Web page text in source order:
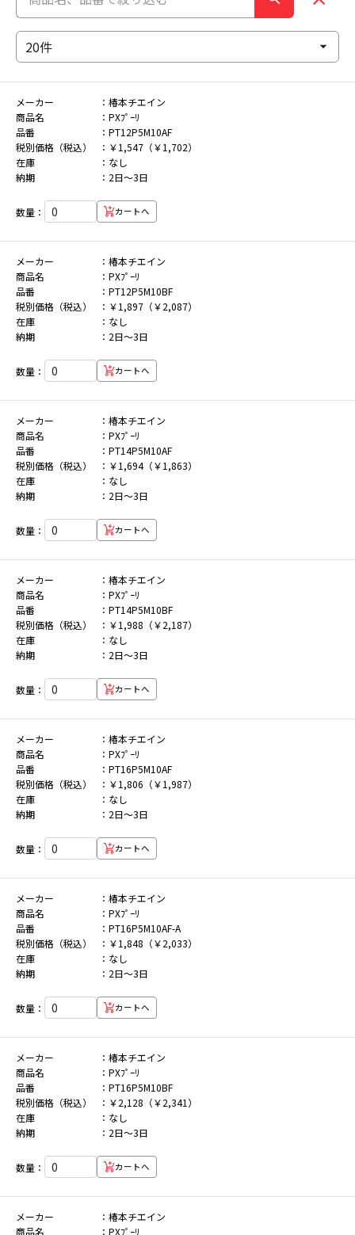
メーカー
椿本チエイン
商品名
PXﾌﾟｰﾘ
品番
PT12P5M10AF
税別価格（税込）
￥1,547（￥1,702）
在庫
なし
納期
2日～3日
数量： カートへ
メーカー
椿本チエイン
商品名
PXﾌﾟｰﾘ
品番
PT12P5M10BF
税別価格（税込）
￥1,897（￥2,087）
在庫
なし
納期
2日～3日
数量： カートへ
メーカー
椿本チエイン
商品名
PXﾌﾟｰﾘ
品番
PT14P5M10AF
税別価格（税込）
￥1,694（￥1,863）
在庫
なし
納期
2日～3日
数量： カートへ
メーカー
椿本チエイン
商品名
PXﾌﾟｰﾘ
品番
PT14P5M10BF
税別価格（税込）
￥1,988（￥2,187）
在庫
なし
納期
2日～3日
数量： カートへ
メーカー
椿本チエイン
商品名
PXﾌﾟｰﾘ
品番
PT16P5M10AF
税別価格（税込）
￥1,806（￥1,987）
在庫
なし
納期
2日～3日
数量： カートへ
メーカー
椿本チエイン
商品名
PXﾌﾟｰﾘ
品番
PT16P5M10AF-A
税別価格（税込）
￥1,848（￥2,033）
在庫
なし
納期
2日～3日
数量： カートへ
メーカー
椿本チエイン
商品名
PXﾌﾟｰﾘ
品番
PT16P5M10BF
税別価格（税込）
￥2,128（￥2,341）
在庫
なし
納期
2日～3日
数量： カートへ
メーカー
椿本チエイン
商品名
PXﾌﾟｰﾘ